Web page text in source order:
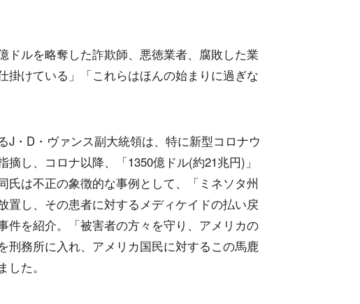
ドルを略奪した詐欺師、悪徳業者、腐敗した業
掛けている」「これらはほんの始まりに過ぎな
J・D・ヴァンス副大統領は、特に新型コロナウ
し、コロナ以降、「1350億ドル(約21兆円)」
氏は不正の象徴的な事例として、「ミネソタ州
置し、その患者に対するメディケイドの払い戻
件を紹介。「被害者の方々を守り、アメリカの
刑務所に入れ、アメリカ国民に対するこの馬鹿
た。